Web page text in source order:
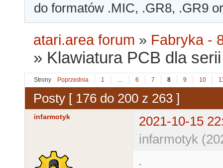
do formatów .MIC, .GR8, .GR9
atari.area forum » Fabryka -
» Klawiatura PCB dla
Strony Poprzednia 1 … 6 7 8 9 10
Posty [ 176 do 200 z 263 ]
infarmotyk
2021-10-15
infarmotyk
.